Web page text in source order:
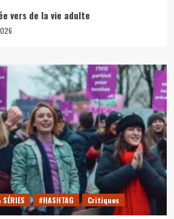
vers de la vie adulte
#HASHTAG Critiques